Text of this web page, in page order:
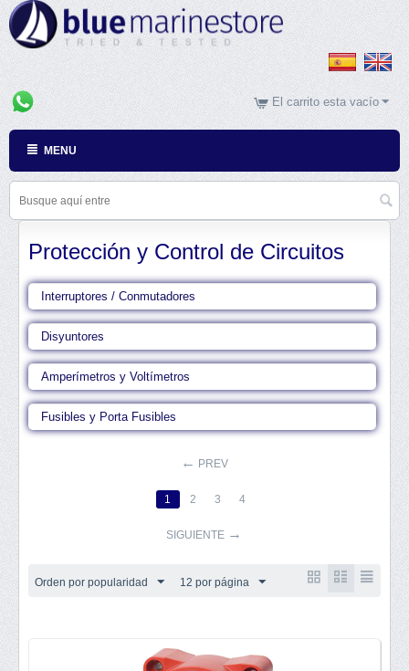
El carrito esta vacío
MENU
Protección y Control de Circuitos
Interruptores / Conmutadores
Disyuntores
Amperímetros y Voltímetros
Fusibles y Porta Fusibles
PREV
1 2 3 4
SIGUIENTE
Orden por popularidad 12 por página